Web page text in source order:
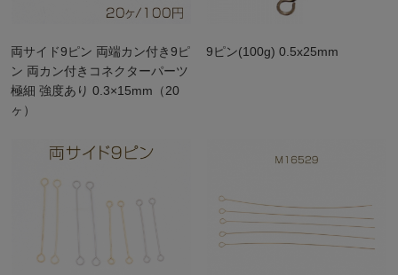
両サイド9ピン 両端カン付き9ピ
ン 両カン付きコネクターパーツ
極細 強度あり 0.3×15mm（20
ヶ）
9ピン(100g) 0.5x25mm